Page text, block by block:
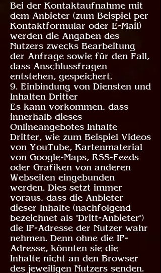
Bei der Kontaktaufnahme mit
dem Anbieter (zum Beispiel per
Kontaktformular oder E-Mail)
werden die Angaben des
Nutzers zwecks Bearbeitung
der Anfrage sowie für den Fall,
dass Anschlussfragen
entstehen, gespeichert.
9. Einbindung von Diensten und
Inhalten Dritter
Es kann vorkommen, dass
innerhalb dieses
Onlineangebotes Inhalte
Dritter, wie zum Beispiel Videos
von YouTube, Kartenmaterial
von Google-Maps, RSS-Feeds
oder Grafiken von anderen
Webseiten eingebunden
werden. Dies setzt immer
voraus, dass die Anbieter
dieser Inhalte (nachfolgend
bezeichnet als "Dritt-Anbieter")
die IP-Adresse der Nutzer wahr
nehmen. Denn ohne die IP-
Adresse, könnten sie die
Inhalte nicht an den Browser
des jeweiligen Nutzers senden.